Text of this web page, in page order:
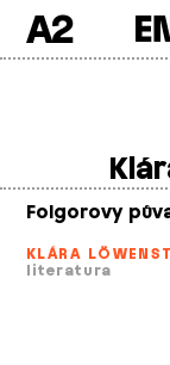
A2
Folgorovy
KLÁRA
literatura